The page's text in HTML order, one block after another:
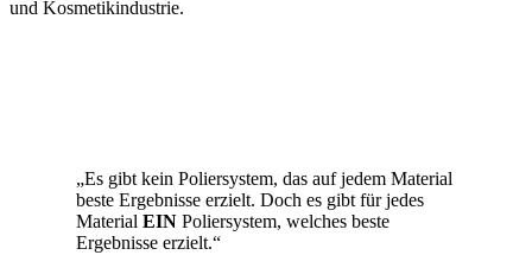
und Kosmetikindustrie.
„Es gibt kein Poliersystem, das auf jedem Material
beste Ergebnisse erzielt. Doch es gibt für jedes
Material EIN Poliersystem, welches beste
Ergebnisse erzielt.“